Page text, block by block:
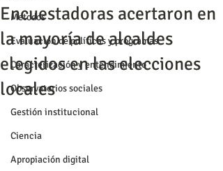
Metodos
Evaluación de políticas y programas
Caracterización y entendimiento
Observatorios sociales
Gestión institucional
Ciencia
Apropiación digital
Encuestadoras acertaron en
la mayoría de alcaldes
elegidos en las elecciones
locales